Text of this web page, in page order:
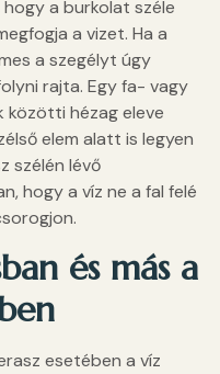
a burkolat széle
a vizet. Ha a
a szegélyt úgy
rajta. Egy fa- vagy
közötti hézag eleve
elem alatt is legyen
szélén lévő
hogy a víz ne a fal felé
és más a
esetében a víz